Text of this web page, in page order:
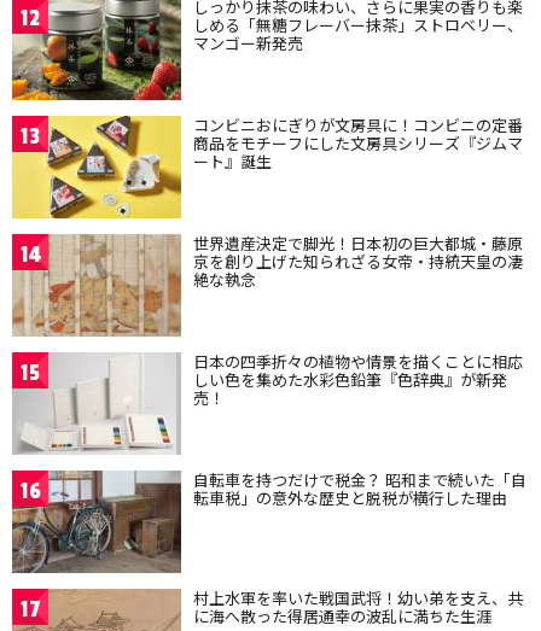
12 しっかり抹茶の味わい、さらに果実の香りも楽
しめる「無糖フレーバー抹茶」ストロベリー、
マンゴー新発売
13 コンビニおにぎりが文房具に！コンビニの定番
商品をモチーフにした文房具シリーズ『ジムマ
ート』誕生
14 世界遺産決定で脚光！日本初の巨大都城・藤原
京を創り上げた知られざる女帝・持統天皇の凄
絶な執念
15 日本の四季折々の植物や情景を描くことに相応
しい色を集めた水彩色鉛筆『色辞典』が新発
売！
16 自転車を持つだけで税金？ 昭和まで続いた「自
転車税」の意外な歴史と脱税が横行した理由
17 村上水軍を率いた戦国武将！幼い弟を支え、共
に海へ散った得居通幸の波乱に満ちた生涯